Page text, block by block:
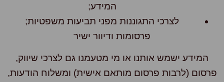
המידע;
לצרכי התגוננות מפני תביעות משפטיות;
פרסומות ודיוור ישיר
המידע ישמש אותנו או מי מטעמנו גם לצרכי שיווק,
(לרבות פרסום מותאם אישית) ומשלוח הודעות,